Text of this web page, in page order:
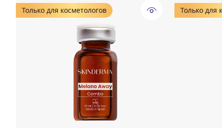
Только для косметологов Только для